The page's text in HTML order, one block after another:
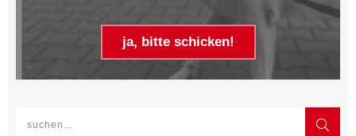
ja, bitte schicken!